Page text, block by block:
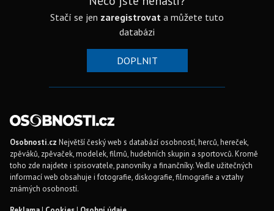
Stačí se jen zaregistrovat a můžete tuto
databázi
DOPLNIT
Osobnosti.cz Největší český web s databází osobností, herců, hereček,
zpěváků, zpěvaček, modelek, filmů, hudebních skupin a sportovců. Kromě
toho zde najdete i spisovatele, panovníky a finančníky. Vedle užitečných
informací web obsahuje i fotografie, diskografie, filmografie a vztahy
známých osobností.